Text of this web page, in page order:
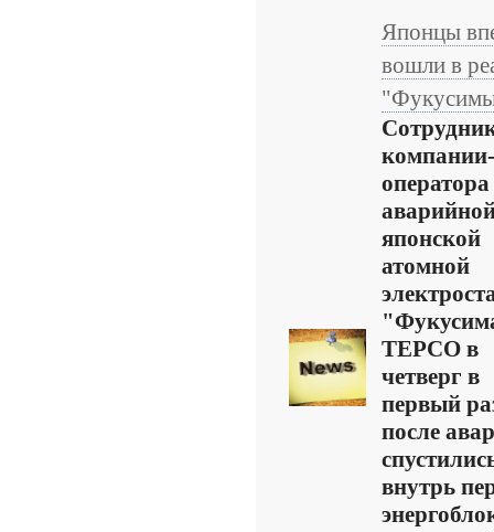
Японцы
вошли в
компании-
оператора
японской
атомной
TEPCO в
четверг в
первый
после
внутрь